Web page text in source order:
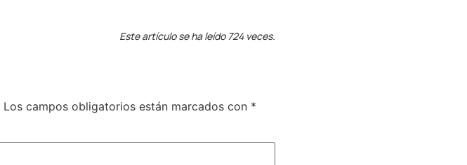
Este artículo se ha leído 724 veces.
Los campos obligatorios están marcados con *